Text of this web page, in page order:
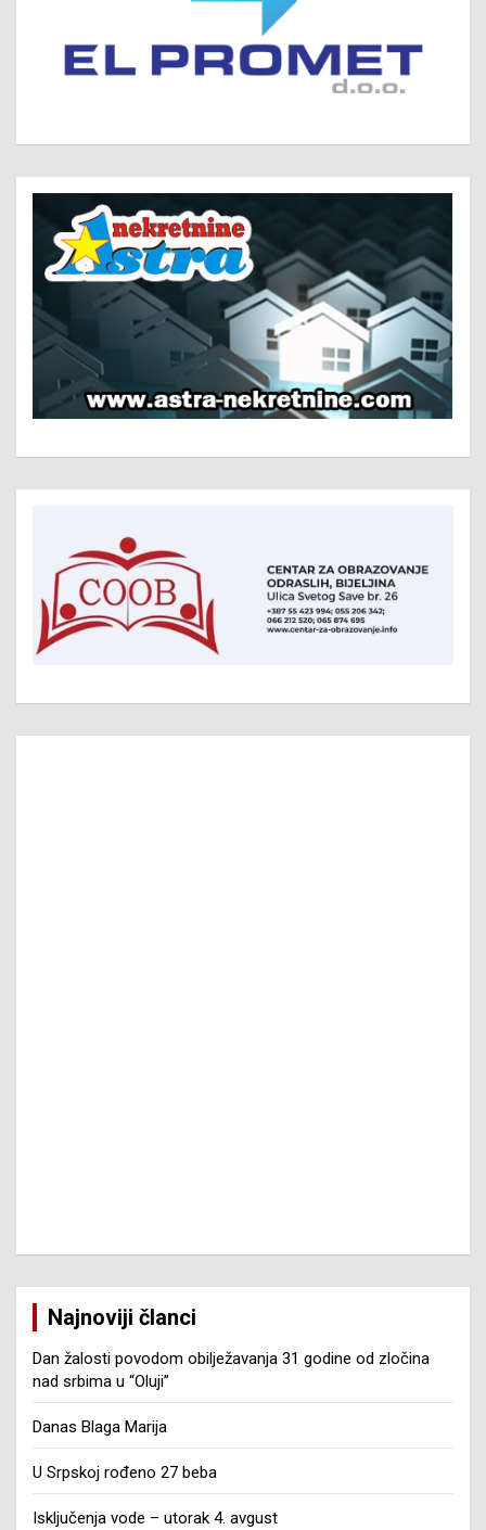
Najnoviji članci
Dan žalosti povodom obilježavanja 31 godine od zločina
nad srbima u “Oluji”
Danas Blaga Marija
U Srpskoj rođeno 27 beba
Isključenja vode – utorak 4. avgust